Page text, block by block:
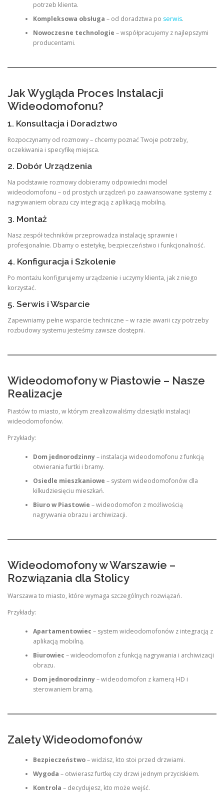
potrzeb klienta.
Kompleksowa obsługa – od doradztwa po serwis.
Nowoczesne technologie – współpracujemy z najlepszymi
producentami.
Jak Wygląda Proces Instalacji
Wideodomofonu?
1. Konsultacja i Doradztwo
Rozpoczynamy od rozmowy – chcemy poznać Twoje potrzeby,
oczekiwania i specyfikę miejsca.
2. Dobór Urządzenia
Na podstawie rozmowy dobieramy odpowiedni model
wideodomofonu – od prostych urządzeń po zaawansowane systemy z
nagrywaniem obrazu czy integracją z aplikacją mobilną.
3. Montaż
Nasz zespół techników przeprowadza instalację sprawnie i
profesjonalnie. Dbamy o estetykę, bezpieczeństwo i funkcjonalność.
4. Konfiguracja i Szkolenie
Po montażu konfigurujemy urządzenie i uczymy klienta, jak z niego
korzystać.
5. Serwis i Wsparcie
Zapewniamy pełne wsparcie techniczne – w razie awarii czy potrzeby
rozbudowy systemu jesteśmy zawsze dostępni.
Wideodomofony w Piastowie – Nasze
Realizacje
Piastów to miasto, w którym zrealizowaliśmy dziesiątki instalacji
wideodomofonów.
Przykłady:
Dom jednorodzinny– instalacja wideodomofonu z funkcją
otwierania furtki i bramy.
Osiedle mieszkaniowe – system wideodomofonów dla
kilkudziesięciu mieszkań.
Biuro w Piastowie – wideodomofon z możliwością
nagrywania obrazu i archiwizacji.
Wideodomofony w Warszawie –
Rozwiązania dla Stolicy
Warszawa to miasto, które wymaga szczególnych rozwiązań.
Przykłady:
Apartamentowiec – system wideodomofonów z integracją z
aplikacją mobilną.
Biurowiec – wideodomofon z funkcją nagrywania i archiwizacji
obrazu.
Dom jednorodzinny– wideodomofon z kamerą HD i
sterowaniem bramą.
Zalety Wideodomofonów
Bezpieczeństwo– widzisz, kto stoi przed drzwiami.
Wygoda – otwierasz furtkę czy drzwi jednym przyciskiem.
Kontrola – decydujesz, kto może wejść.